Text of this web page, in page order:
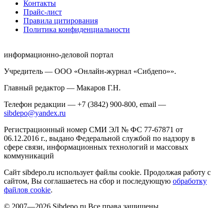
Контакты
Прайс-лист
Правила цитирования
Политика конфиденциальности
информационно-деловой портал
Учредитель — ООО «Онлайн-журнал «Сибдепо»».
Главный редактор — Макаров Г.Н.
Телефон редакции — +7 (3842) 900-800, email —
sibdepo@yandex.ru
Регистрационный номер СМИ ЭЛ № ФС 77-67871 от
06.12.2016 г., выдано Федеральной службой по надзору в
сфере связи, информационных технологий и массовых
коммуникаций
Сайт sibdepo.ru использует файлы cookie. Продолжая работу с
сайтом, Вы соглашаетесь на сбор и последующую обработку
файлов cookie.
© 2007—2026 Sibdepo.ru Все права защищены.